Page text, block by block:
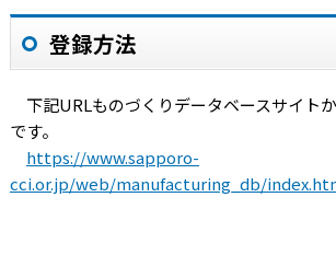
登録方法
下記URLものづくりデータベースサイト
です。
https://www.sapporo-
cci.or.jp/web/manufacturing_db/